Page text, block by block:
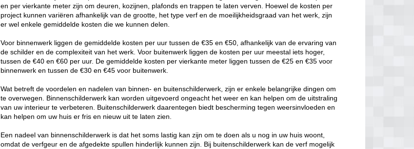
en per vierkante meter zijn om deuren, kozijnen, plafonds en trappen te laten verven. Hoewel de kosten per
project kunnen variëren afhankelijk van de grootte, het type verf en de moeilijkheidsgraad van het werk, zijn
er wel enkele gemiddelde kosten die we kunnen delen.
Voor binnenwerk liggen de gemiddelde kosten per uur tussen de €35 en €50, afhankelijk van de ervaring van
de schilder en de complexiteit van het werk. Voor buitenwerk liggen de kosten per uur meestal iets hoger,
tussen de €40 en €60 per uur. De gemiddelde kosten per vierkante meter liggen tussen de €25 en €35 voor
binnenwerk en tussen de €30 en €45 voor buitenwerk.
Wat betreft de voordelen en nadelen van binnen- en buitenschilderwerk, zijn er enkele belangrijke dingen om
te overwegen. Binnenschilderwerk kan worden uitgevoerd ongeacht het weer en kan helpen om de uitstraling
van uw interieur te verbeteren. Buitenschilderwerk daarentegen biedt bescherming tegen weersinvloeden en
kan helpen om uw huis er fris en nieuw uit te laten zien.
Een nadeel van binnenschilderwerk is dat het soms lastig kan zijn om te doen als u nog in uw huis woont,
omdat de verfgeur en de afgedekte spullen hinderlijk kunnen zijn. Bij buitenschilderwerk kan de verf mogelijk